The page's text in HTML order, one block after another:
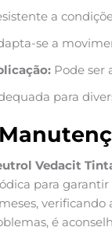
a
se a
Pode ser
para
Vedacit
para
é